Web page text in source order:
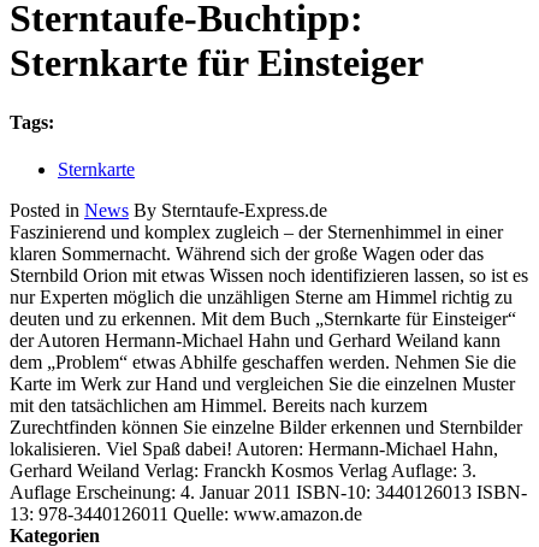
Sterntaufe-Buchtipp:
Sternkarte für Einsteiger
Tags:
Sternkarte
Posted in News By Sterntaufe-Express.de
Faszinierend und komplex zugleich – der Sternenhimmel in einer
klaren Sommernacht. Während sich der große Wagen oder das
Sternbild Orion mit etwas Wissen noch identifizieren lassen, so ist es
nur Experten möglich die unzähligen Sterne am Himmel richtig zu
deuten und zu erkennen. Mit dem Buch „Sternkarte für Einsteiger“
der Autoren Hermann-Michael Hahn und Gerhard Weiland kann
dem „Problem“ etwas Abhilfe geschaffen werden. Nehmen Sie die
Karte im Werk zur Hand und vergleichen Sie die einzelnen Muster
mit den tatsächlichen am Himmel. Bereits nach kurzem
Zurechtfinden können Sie einzelne Bilder erkennen und Sternbilder
lokalisieren. Viel Spaß dabei! Autoren: Hermann-Michael Hahn,
Gerhard Weiland Verlag: Franckh Kosmos Verlag Auflage: 3.
Auflage Erscheinung: 4. Januar 2011 ISBN-10: 3440126013 ISBN-
13: 978-3440126011 Quelle: www.amazon.de
Kategorien